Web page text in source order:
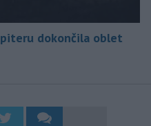
dokončila oblet